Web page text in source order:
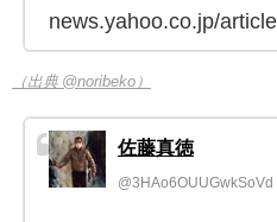
news.yahoo.co.jp/
（出典 @noribeko）
佐藤真徳
@3HAo6OUUGwkSoVd